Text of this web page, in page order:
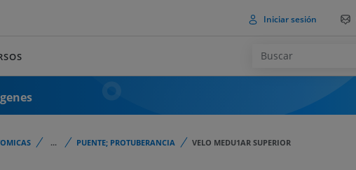
Iniciar sesión
... PUENTE; PROTUBERANCIA VELO MEDU1AR SUPERIOR